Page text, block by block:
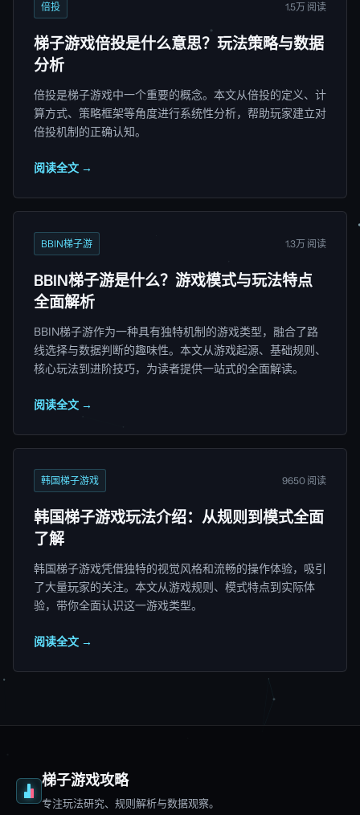
倍投 1.5万 阅读
梯子游戏倍投是什么意思？玩法策略与数据
分析
倍投是梯子游戏中一个重要的概念。本文从倍投的定义、计
算方式、策略框架等角度进行系统性分析，帮助玩家建立对
倍投机制的正确认知。
阅读全文 →
BBIN梯子游 1.3万 阅读
BBIN梯子游是什么？游戏模式与玩法特点
全面解析
BBIN梯子游作为一种具有独特机制的游戏类型，融合了路
线选择与数据判断的趣味性。本文从游戏起源、基础规则、
核心玩法到进阶技巧，为读者提供一站式的全面解读。
阅读全文 →
韩国梯子游戏 9650 阅读
韩国梯子游戏玩法介绍：从规则到模式全面
了解
韩国梯子游戏凭借独特的视觉风格和流畅的操作体验，吸引
了大量玩家的关注。本文从游戏规则、模式特点到实际体
验，带你全面认识这一游戏类型。
阅读全文 →
梯子游戏攻略
专注玩法研究、规则解析与数据观察。